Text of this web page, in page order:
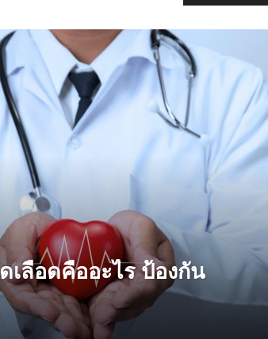
เลือดคืออะไร ป้องกัน